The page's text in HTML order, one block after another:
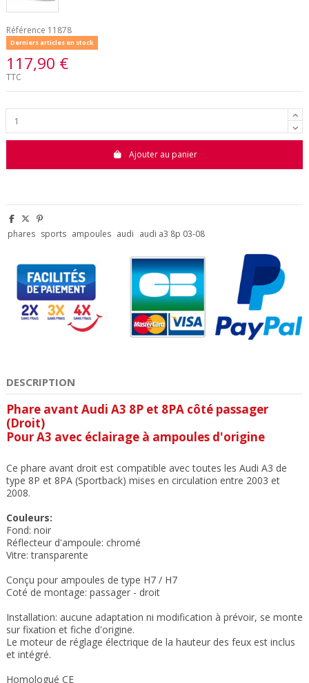
Référence 11878
Derniers articles en stock
117,90 €
TTC
Ajouter au panier
phares sports ampoules audi audi a3 8p 03-08
DESCRIPTION
Phare avant Audi A3 8P et 8PA côté passager
(Droit)
Pour A3 avec éclairage à ampoules d'origine
Ce phare avant droit est compatible avec toutes les Audi A3 de
type 8P et 8PA (Sportback) mises en circulation entre 2003 et
2008.
Couleurs:
Fond: noir
Réflecteur d'ampoule: chromé
Vitre: transparente
Conçu pour ampoules de type H7 / H7
Coté de montage: passager - droit
Installation: aucune adaptation ni modification à prévoir, se monte
sur fixation et fiche d'origine.
Le moteur de réglage électrique de la hauteur des feux est inclus
et intégré.
Homologué CE